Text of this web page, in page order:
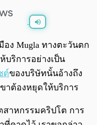
0:00
อง Mugla ทางตะวันตก
บริการอย่างเป็น
ต์ของบริษัทนั้นอ้างถึง
าต้องหยุดให้บริการ
าหกรรมคริปโต การ